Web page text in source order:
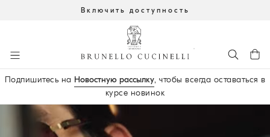
Включить доступность
Подпишитесь на Новостную рассылку, чтобы всегда оставаться в
курсе новинок
начало основного контента